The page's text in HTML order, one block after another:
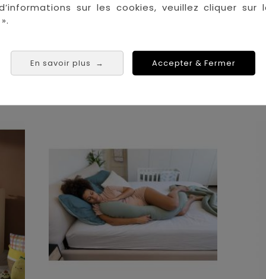
sur les cookies, veuillez cliquer sur
En savoir plus → Accepter & Fermer